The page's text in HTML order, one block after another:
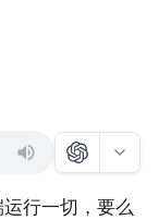
行一切，要么